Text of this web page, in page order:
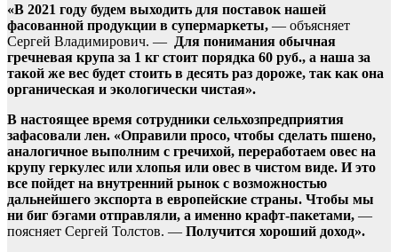
«В 2021 году будем выходить для поставок нашей
фасованной продукции в супермаркеты, — объясняет
Сергей Владимирович. — Для понимания обычная
гречневая крупа за 1 кг стоит порядка 60 руб., а наша за
такой же вес будет стоить в десять раз дороже, так как она
органическая и экологически чистая».
В настоящее время сотрудники сельхозпредприятия
зафасовали лен. «Оправили просо, чтобы сделать пшено,
аналогичное выполним с гречихой, переработаем овес на
крупу геркулес или хлопья или овес в чистом виде. И это
все пойдет на внутренний рынок с возможностью
дальнейшего экспорта в европейские страны. Чтобы мы
ни биг бэгами отправляли, а именно крафт-пакетами, —
поясняет Сергей Толстов. — Получится хороший доход».